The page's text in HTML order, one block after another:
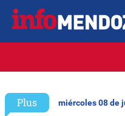
Plus miércoles 08 de